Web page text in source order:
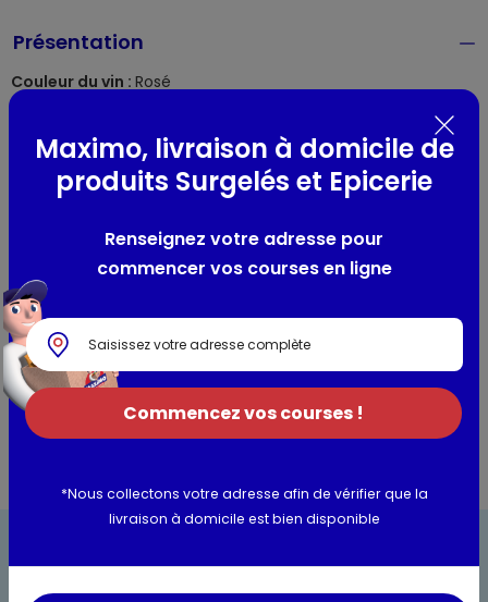
Présentation
Couleur du vin : Rosé
Terroirs et sols :
Rosé issu de différents pays de la
communauté européenne
Robe :Robe rosé soutenue, bel aspect.
Bien équilibrée, parfumée, finale fruitée et
Sucrosité :
Degré d’alcool :
Les conseils du caviste
Maximo, livraison à domicile de
produits Surgelés et Epicerie
Renseignez votre adresse pour
commencer vos courses en ligne
Commencez vos courses !
*Nous collectons votre adresse afin de vérifier que la
livraison à domicile est bien disponible